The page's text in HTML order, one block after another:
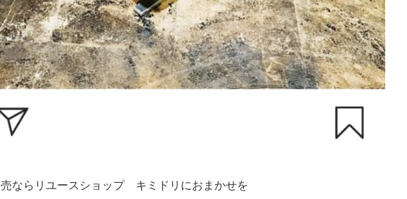
ならリユースショップ キミドリにおまかせを